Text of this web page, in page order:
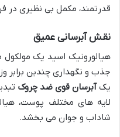
قدرتمند، مکمل بی نظیری در
نقش آبرسانی عمیق
هیالورونیک اسید یک
جذب و نگهداری چندین برابر
یکآبرسان قوی ضد چروک
لایه های مختلف پوست،
شاداب و جوان می بخشد.